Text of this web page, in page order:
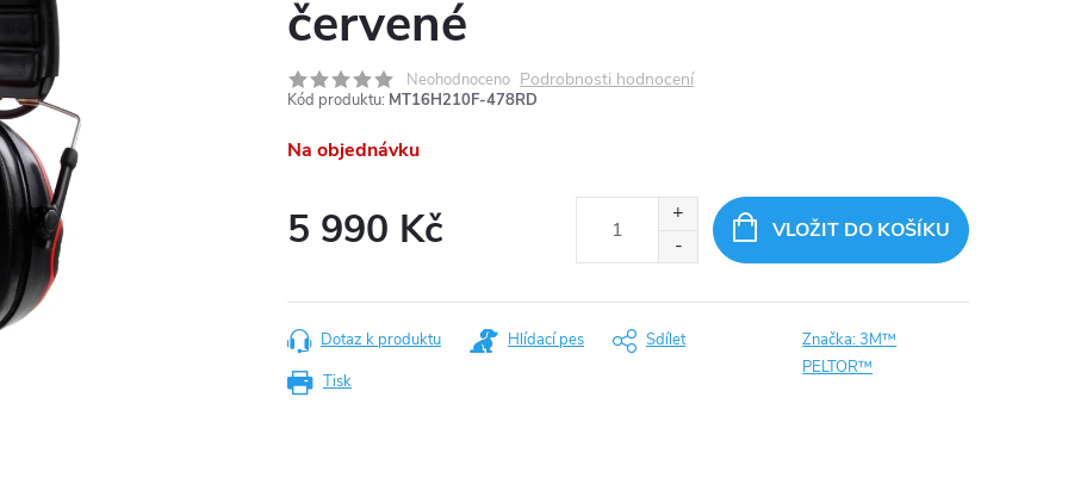
červené
Neohodnoceno Podrobnosti hodnocení
Kód produktu: MT16H210F-478RD
Na objednávku
5 990 Kč VLOŽIT DO KOŠÍKU
Tisk
Dotaz k produktu Hlídací pes Sdílet Značka:3M™
PELTOR™